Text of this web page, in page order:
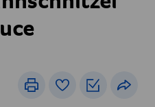
DruckenRezeptbuch